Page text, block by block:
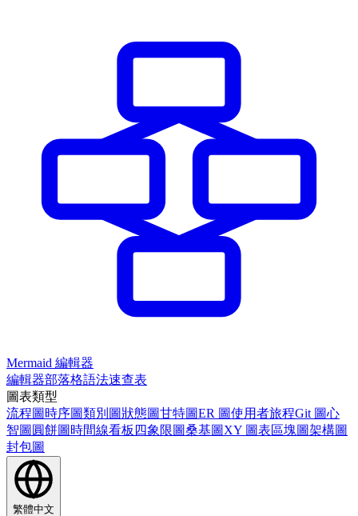
Mermaid 編輯器
編輯器部落格語法速查表
圖表類型
流程圖 時序圖類別圖狀態圖甘特圖ER 圖使用者旅程Git 圖心
智圖 圓餅圖 時間線看板 四象限圖桑基圖 XY 圖表區塊圖架構圖
封包圖
繁體中文